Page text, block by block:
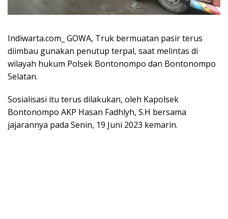
Indiwarta.com_ GOWA, Truk bermuatan pasir terus
diimbau gunakan penutup terpal, saat melintas di
wilayah hukum Polsek Bontonompo dan Bontonompo
Selatan.
Sosialisasi itu terus dilakukan, oleh Kapolsek
Bontonompo AKP Hasan Fadhlyh, S.H bersama
jajarannya pada Senin, 19 Juni 2023 kemarin.